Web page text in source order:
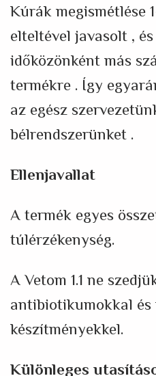
Kúrák megismétlése
elteltével javasolt ,
időközönként más
termékre . Így
az egész
bélrendszerünket .
Ellenjavallat
A termék egyes
túlérzékenység.
A Vetom 1.1 ne
antibiotikumokkal
készítményekkel.